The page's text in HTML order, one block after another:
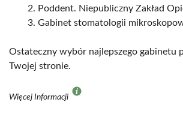
Poddent. Niepubliczny Zakład
Gabinet stomatologii
Ostateczny wybór najlepszego gabinetu
Twojej stronie.
Więcej Informacji